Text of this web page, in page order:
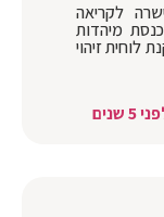
לקריאה
מיהדות
לוחית זיהוי
5 שנים